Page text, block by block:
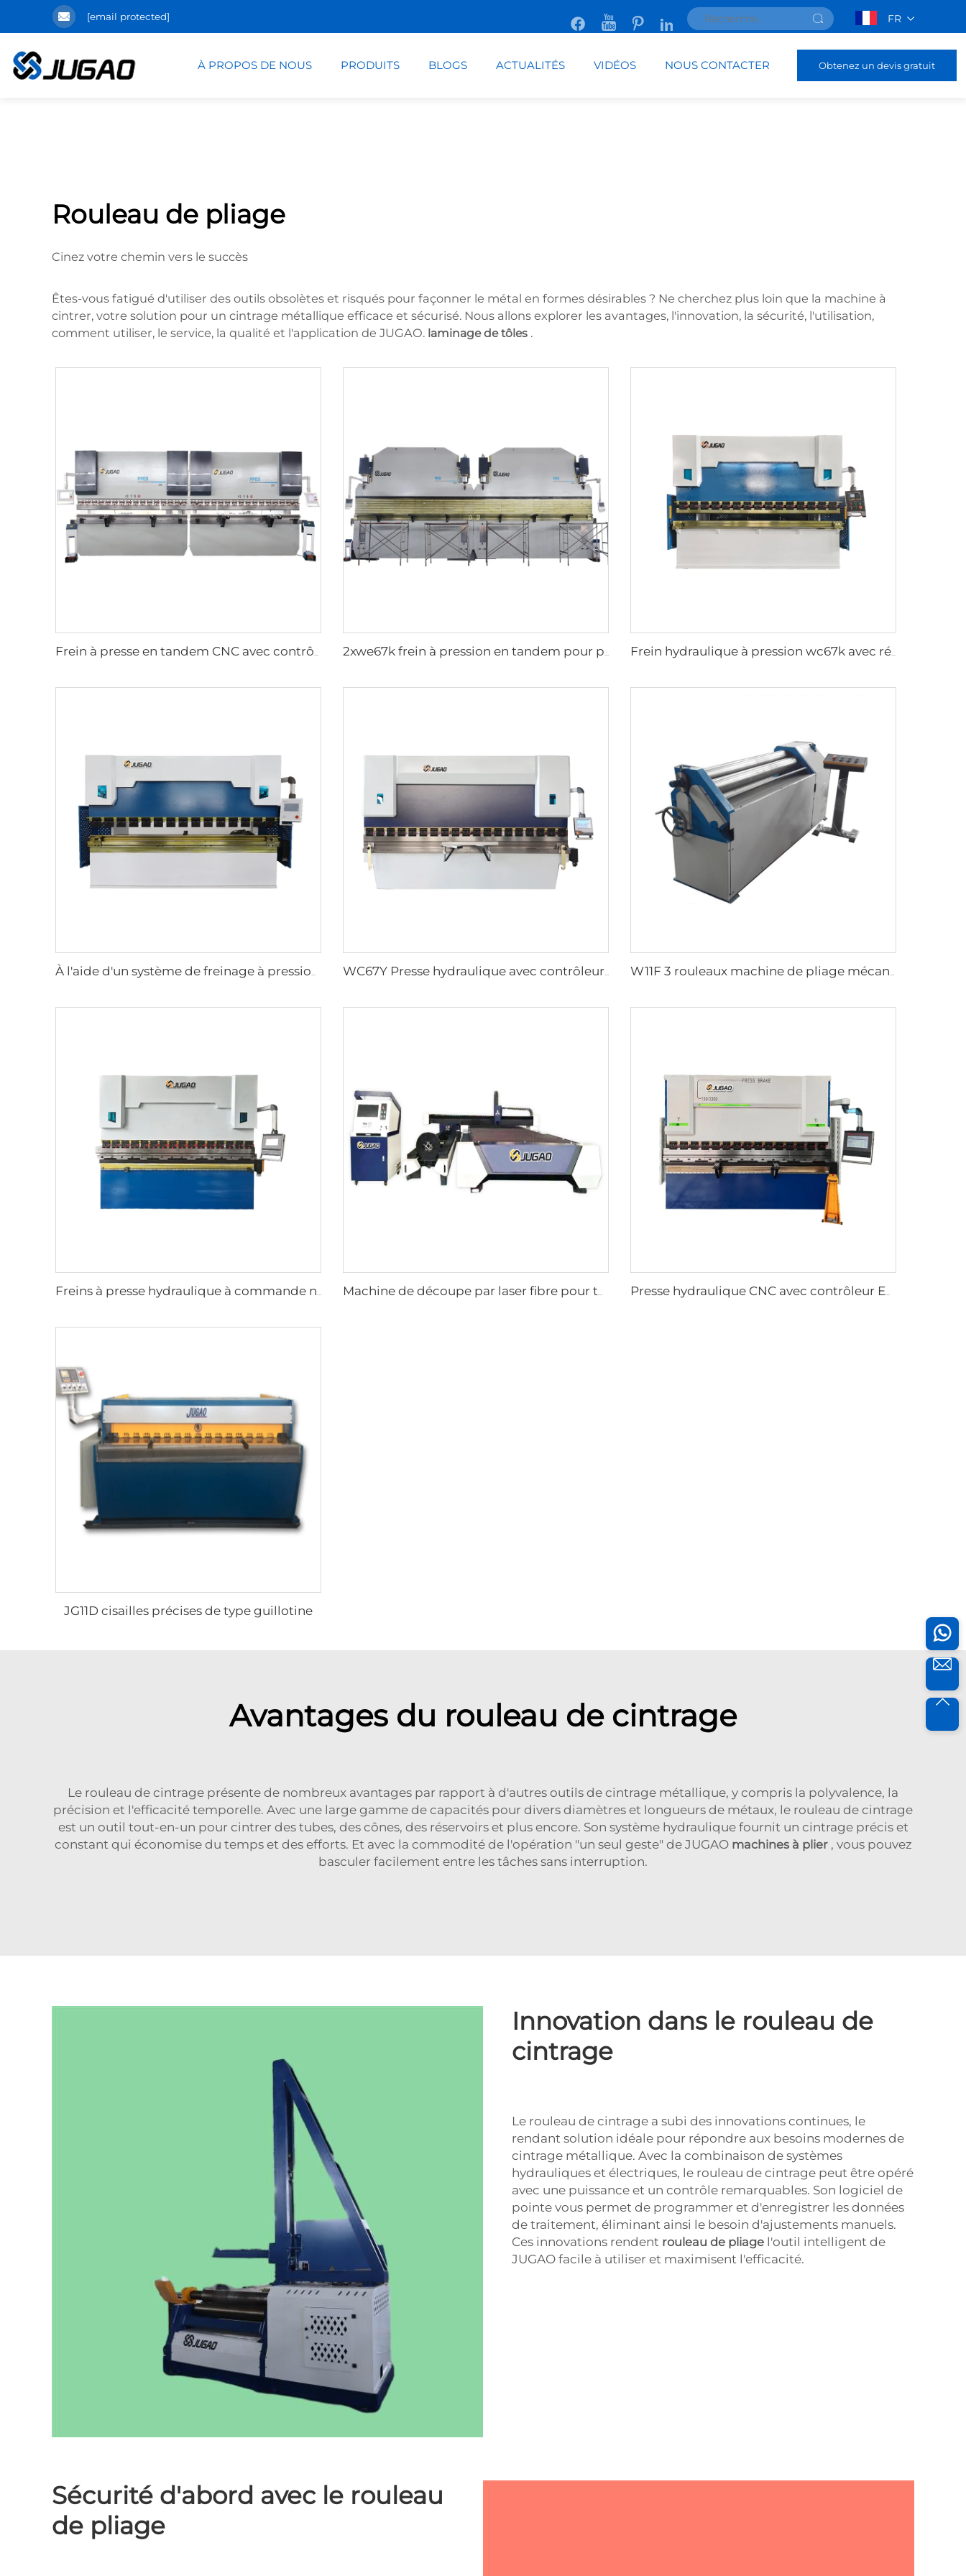
[email protected] FR
À PROPOS DE NOUS PRODUITS BLOGS ACTUALITÉS VIDÉOS NOUS CONTACTER Obtenez un devis gratuit
Rouleau de pliage
Cinez votre chemin vers le succès
Êtes-vous fatigué d'utiliser des outils obsolètes et risqués pour façonner le métal en formes désirables ? Ne cherchez plus loin que la machine à
cintrer, votre solution pour un cintrage métallique efficace et sécurisé. Nous allons explorer les avantages, l'innovation, la sécurité, l'utilisation,
comment utiliser, le service, la qualité et l'application de JUGAO. laminage de tôles .
JG11D cisailles précises de type guillotine
Avantages du rouleau de cintrage
Le rouleau de cintrage présente de nombreux avantages par rapport à d'autres outils de cintrage métallique, y compris la polyvalence, la
précision et l'efficacité temporelle. Avec une large gamme de capacités pour divers diamètres et longueurs de métaux, le rouleau de cintrage
est un outil tout-en-un pour cintrer des tubes, des cônes, des réservoirs et plus encore. Son système hydraulique fournit un cintrage précis et
constant qui économise du temps et des efforts. Et avec la commodité de l'opération "un seul geste" de JUGAO machines à plier , vous pouvez
basculer facilement entre les tâches sans interruption.
Innovation dans le rouleau de
cintrage
Le rouleau de cintrage a subi des innovations continues, le
rendant solution idéale pour répondre aux besoins modernes de
cintrage métallique. Avec la combinaison de systèmes
hydrauliques et électriques, le rouleau de cintrage peut être opéré
avec une puissance et un contrôle remarquables. Son logiciel de
pointe vous permet de programmer et d'enregistrer les données
de traitement, éliminant ainsi le besoin d'ajustements manuels.
Ces innovations rendent rouleau de pliage l'outil intelligent de
JUGAO facile à utiliser et maximisent l'efficacité.
Sécurité d'abord avec le rouleau
de pliage